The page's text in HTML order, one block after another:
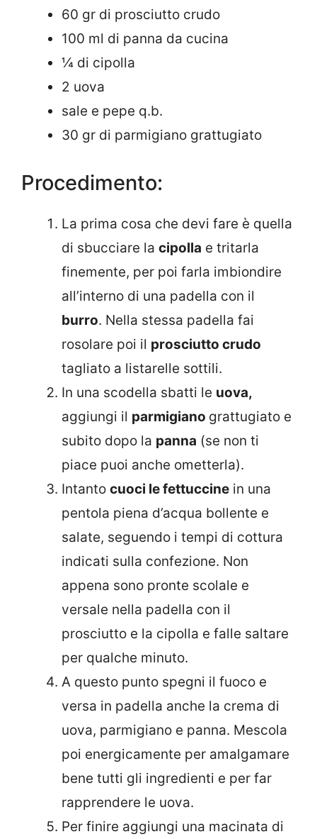
60 gr di prosciutto crudo
100 ml di panna da cucina
¼ di cipolla
2 uova
sale e pepe q.b.
30 gr di parmigiano grattugiato
Procedimento:
La prima cosa che devi fare è quella
di sbucciare la cipolla e tritarla
finemente, per poi farla imbiondire
all’interno di una padella con il
burro. Nella stessa padella fai
rosolare poi il prosciutto crudo
tagliato a listarelle sottili.
In una scodella sbatti le uova,
aggiungi il parmigiano grattugiato e
subito dopo la panna (se non ti
piace puoi anche ometterla).
Intanto cuoci le fettuccine in una
pentola piena d’acqua bollente e
salate, seguendo i tempi di cottura
indicati sulla confezione. Non
appena sono pronte scolale e
versale nella padella con il
prosciutto e la cipolla e falle saltare
per qualche minuto.
A questo punto spegni il fuoco e
versa in padella anche la crema di
uova, parmigiano e panna. Mescola
poi energicamente per amalgamare
bene tutti gli ingredienti e per far
rapprendere le uova.
Per finire aggiungi una macinata di